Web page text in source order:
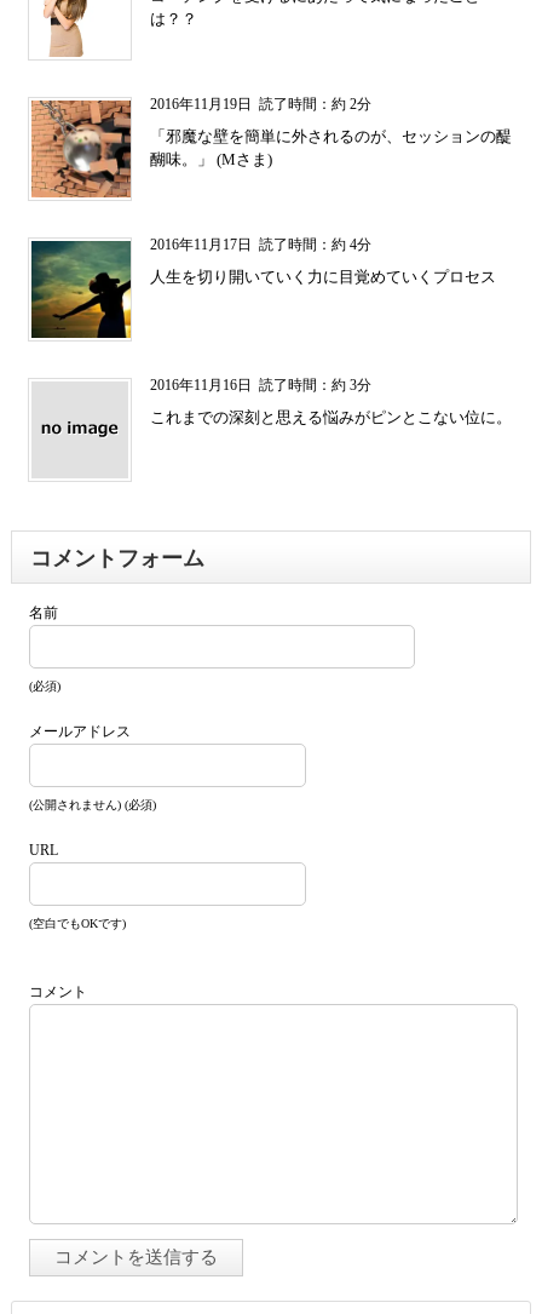
は？？
2016年11月19日 読了時間：約 2分
「邪魔な壁を簡単に外されるのが、セッションの醍
醐味。」 (Mさま)
2016年11月17日 読了時間：約 4分
人生を切り開いていく力に目覚めていくプロセス
2016年11月16日 読了時間：約 3分
これまでの深刻と思える悩みがピンとこない位に。
コメントフォーム
名前
(必須)
メールアドレス
(公開されません) (必須)
URL
(空白でもOKです)
コメント